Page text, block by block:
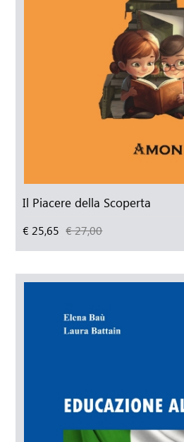
Il Piacere della Scoperta
€ 25,65 € 27,00